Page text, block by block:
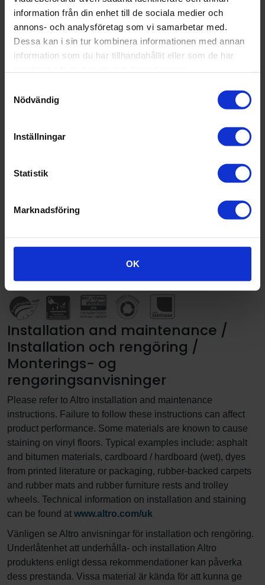
information från din enhet till de sociala medier och
annons- och analysföretag som vi samarbetar med.
Dessa kan i sin tur kombinera informationen med annan
information som du har tillhandahållit eller som de har
Nödvändig
Inställningar
Statistik
Marknadsföring
OK
VOC
emissions
VOC Emissioner
présentant un risque de
émissions) à C (fortes
Sustainability / Hållbar utveckling /
Bæredygtighed
Installation and maintenance /
Installation och rengöring /
Monterings- og
rengøringsanvisninger
Please refer to Altro installation and maintenance
instructions. Failure to follow these instructions can affect
product performance. Some materials are known to cause
staining on vinyl floors. Typical examples include: asphalt
and bitumen materials, cardboard / hardboard (wet), dyes
from printed literature or packaging, rubber-backed carpets
and rubber mats and rubber furniture rests and trolley
wheels. Technical information on installation and staining
can be found at www.altro.com/uk
Vänligen se Altro anvisningar för installation och rengöring.
Underlåtenhet att underhålla- och installation Altro
produktens enligt dessa rekommendationer kan påverka
dess prestanda. Vissa material är kända för att kunna ge